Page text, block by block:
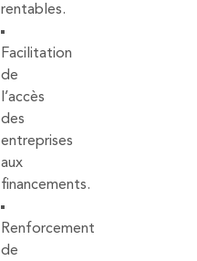
rentables.
Facilitation
de
l’accès
des
entreprises
aux
financements.
Renforcement
de